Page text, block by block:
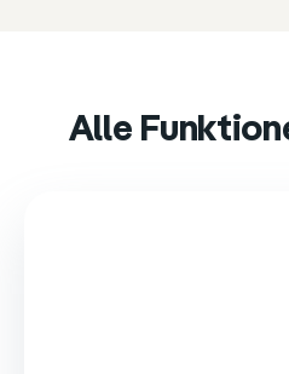
Alle